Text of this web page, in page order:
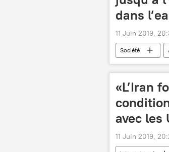
dans
11 Juin 2019,
Société
États-Unis
«L’Iran
avec les
11 Juin 2019,